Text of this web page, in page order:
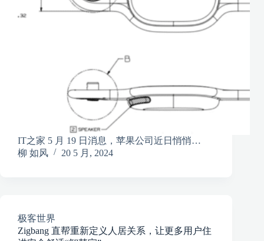
IT之家 5 月 19 日消息，苹果公司近日悄悄…
柳 如风
20 5 月, 2024
极客世界
Zigbang 直帮重新定义人居关系，让更多用户住